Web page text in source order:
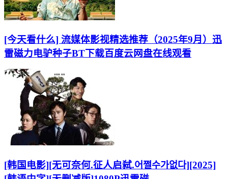
[今天看什么] 流媒体影视精选推荐（2025年9月）迅
雷磁力电驴种子BT下载百度云网盘在线观看
[韩国电影][无可奈何.征人启弑.어쩔수가없다][2025]